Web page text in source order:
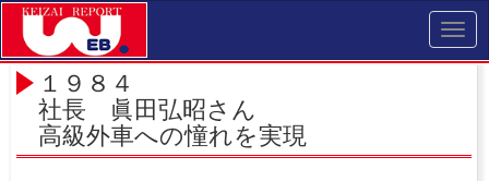
１９８４
社長 眞田弘昭さん
高級外車への憧れを実現